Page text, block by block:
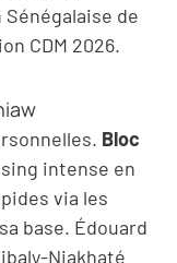
de
CDM 2026.
Bloc
intense en
via les
base. Édouard
Niakhaté